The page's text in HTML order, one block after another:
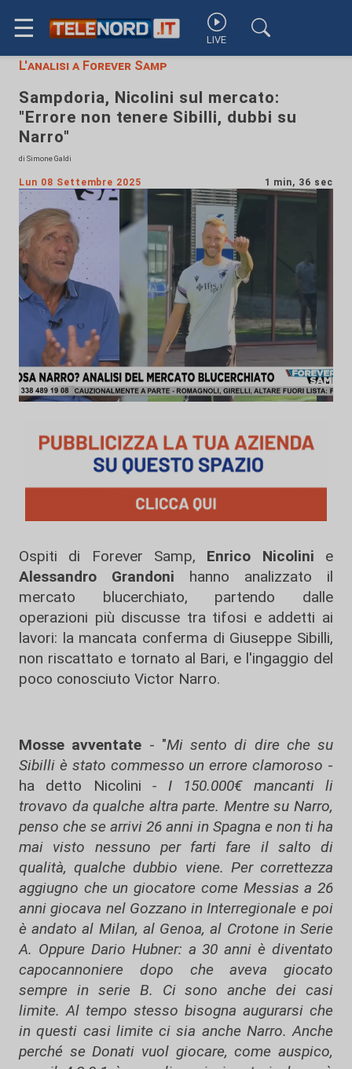
☰ LIVE
L'analisi a Forever Samp
Sampdoria, Nicolini sul mercato:
"Errore non tenere Sibilli, dubbi su
Narro"
di Simone Galdi
Lun 08 Settembre 2025 1 min, 36 sec
Ospiti di Forever Samp, Enrico Nicolini e
Alessandro Grandoni hanno analizzato il
mercato blucerchiato, partendo dalle
operazioni più discusse tra tifosi e addetti ai
lavori: la mancata conferma di Giuseppe Sibilli,
non riscattato e tornato al Bari, e l'ingaggio del
poco conosciuto Victor Narro.
Mosse avventate - "Mi sento di dire che su
Sibilli è stato commesso un errore clamoroso -
ha detto Nicolini- I 150.000€ mancanti li
trovavo da qualche altra parte. Mentre su Narro,
penso che se arrivi 26 anni in Spagna e non ti ha
mai visto nessuno per farti fare il salto di
qualità, qualche dubbio viene. Per correttezza
aggiugno che un giocatore come Messias a 26
anni giocava nel Gozzano in Interregionale e poi
è andato al Milan, al Genoa, al Crotone in Serie
A. Oppure Dario Hubner: a 30 anni è diventato
capocannoniere dopo che aveva giocato
sempre in serie B. Ci sono anche dei casi
limite. Al tempo stesso bisogna augurarsi che
in questi casi limite ci sia anche Narro. Anche
perché se Donati vuol giocare, come auspico,